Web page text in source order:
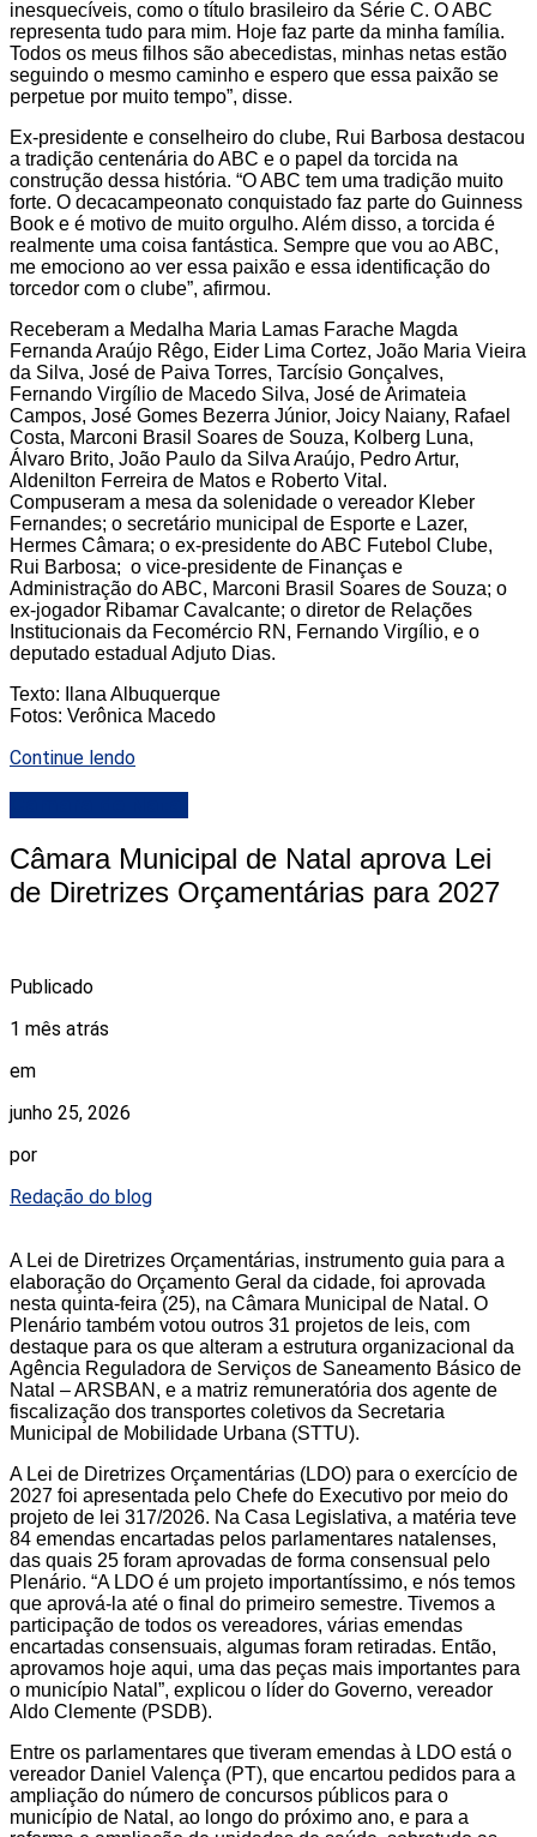
inesquecíveis, como o título brasileiro da Série C. O ABC
representa tudo para mim. Hoje faz parte da minha família.
Todos os meus filhos são abecedistas, minhas netas estão
seguindo o mesmo caminho e espero que essa paixão se
perpetue por muito tempo”, disse.
Ex-presidente e conselheiro do clube, Rui Barbosa destacou
a tradição centenária do ABC e o papel da torcida na
construção dessa história. “O ABC tem uma tradição muito
forte. O decacampeonato conquistado faz parte do Guinness
Book e é motivo de muito orgulho. Além disso, a torcida é
realmente uma coisa fantástica. Sempre que vou ao ABC,
me emociono ao ver essa paixão e essa identificação do
torcedor com o clube”, afirmou.
Receberam a Medalha Maria Lamas Farache Magda
Fernanda Araújo Rêgo, Eider Lima Cortez, João Maria Vieira
da Silva, José de Paiva Torres, Tarcísio Gonçalves,
Fernando Virgílio de Macedo Silva, José de Arimateia
Campos, José Gomes Bezerra Júnior, Joicy Naiany, Rafael
Costa, Marconi Brasil Soares de Souza, Kolberg Luna,
Álvaro Brito, João Paulo da Silva Araújo, Pedro Artur,
Aldenilton Ferreira de Matos e Roberto Vital.
Compuseram a mesa da solenidade o vereador Kleber
Fernandes; o secretário municipal de Esporte e Lazer,
Hermes Câmara; o ex-presidente do ABC Futebol Clube,
Rui Barbosa; o vice-presidente de Finanças e
Administração do ABC, Marconi Brasil Soares de Souza; o
ex-jogador Ribamar Cavalcante; o diretor de Relações
Institucionais da Fecomércio RN, Fernando Virgílio, e o
deputado estadual Adjuto Dias.
Texto: Ilana Albuquerque
Fotos: Verônica Macedo
Continue lendo
Câmara Municipal de Natal aprova Lei
de Diretrizes Orçamentárias para 2027
Publicado
1 mês atrás
em
junho 25, 2026
por
Redação do blog
A Lei de Diretrizes Orçamentárias, instrumento guia para a
elaboração do Orçamento Geral da cidade, foi aprovada
nesta quinta-feira (25), na Câmara Municipal de Natal. O
Plenário também votou outros 31 projetos de leis, com
destaque para os que alteram a estrutura organizacional da
Agência Reguladora de Serviços de Saneamento Básico de
Natal – ARSBAN, e a matriz remuneratória dos agente de
fiscalização dos transportes coletivos da Secretaria
Municipal de Mobilidade Urbana (STTU).
A Lei de Diretrizes Orçamentárias (LDO) para o exercício de
2027 foi apresentada pelo Chefe do Executivo por meio do
projeto de lei 317/2026. Na Casa Legislativa, a matéria teve
84 emendas encartadas pelos parlamentares natalenses,
das quais 25 foram aprovadas de forma consensual pelo
Plenário. “A LDO é um projeto importantíssimo, e nós temos
que aprová-la até o final do primeiro semestre. Tivemos a
participação de todos os vereadores, várias emendas
encartadas consensuais, algumas foram retiradas. Então,
aprovamos hoje aqui, uma das peças mais importantes para
o município Natal”, explicou o líder do Governo, vereador
Aldo Clemente (PSDB).
Entre os parlamentares que tiveram emendas à LDO está o
vereador Daniel Valença (PT), que encartou pedidos para a
ampliação do número de concursos públicos para o
município de Natal, ao longo do próximo ano, e para a